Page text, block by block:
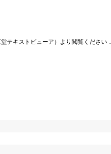
テキストビューア）より閲覧ください．